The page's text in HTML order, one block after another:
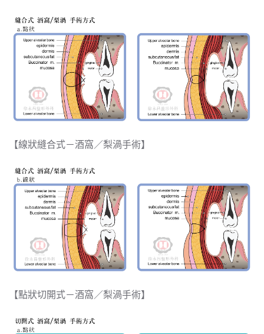
【線狀縫合式－酒窩／梨渦手術】
【點狀切開式－酒窩／梨渦手術】